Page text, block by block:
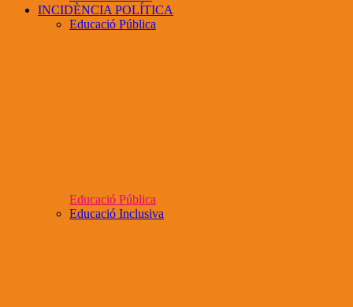
INCIDÈNCIA POLÍTICA
Educació Pública
Educació Pública
Educació Inclusiva